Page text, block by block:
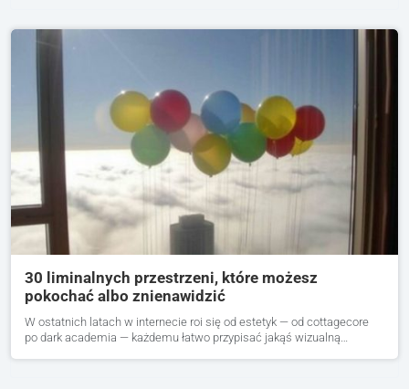
30 liminalnych przestrzeni, które możesz
pokochać albo znienawidzić
W ostatnich latach w internecie roi się od estetyk — od cottagecore
po dark academia — każdemu łatwo przypisać jakąś wizualną…